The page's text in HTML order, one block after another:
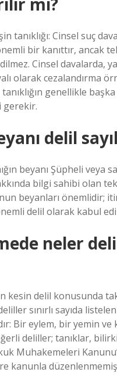
tanıklığı: Cinsel suç
bir kanıttır, ancak
Cinsel davalarda,
olarak cezalandırma
tanıklığın genellikle
gerekir.
delil
beyanı Şüpheli veya
bilgi sahibi olan
beyanları önemlidir;
delil olarak kabul
neler
kesin delil konusunda
sınırlı sayıda
Bir eylem, bir yemin ve
deliller; tanıklar,
Muhakemeleri
kanunla